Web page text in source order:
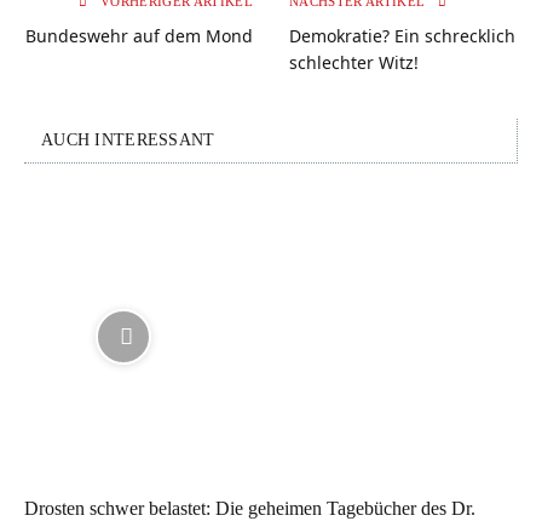
Bundeswehr auf dem Mond
Demokratie? Ein schrecklich
schlechter Witz!
AUCH INTERESSANT
Drosten schwer belastet: Die geheimen Tagebücher des Dr.